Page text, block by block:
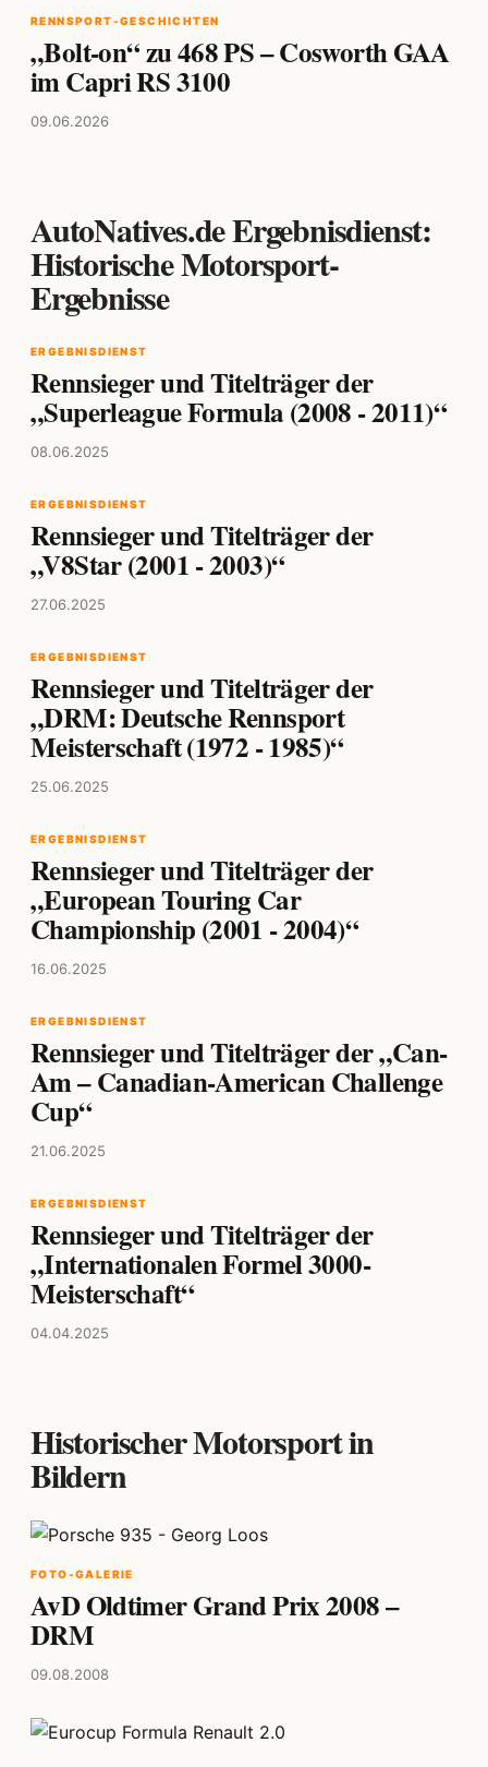
RENNSPORT-GESCHICHTEN
„Bolt-on“ zu 468 PS – Cosworth GAA
im Capri RS 3100
09.06.2026
AutoNatives.de Ergebnisdienst:
Historische Motorsport-
Ergebnisse
ERGEBNISDIENST
Rennsieger und Titelträger der
„Superleague Formula (2008 - 2011)“
08.06.2025
ERGEBNISDIENST
Rennsieger und Titelträger der
„V8Star (2001 - 2003)“
27.06.2025
ERGEBNISDIENST
Rennsieger und Titelträger der
„DRM: Deutsche Rennsport
Meisterschaft (1972 - 1985)“
25.06.2025
ERGEBNISDIENST
Rennsieger und Titelträger der
„European Touring Car
Championship (2001 - 2004)“
16.06.2025
ERGEBNISDIENST
Rennsieger und Titelträger der „Can-
Am – Canadian-American Challenge
Cup“
21.06.2025
ERGEBNISDIENST
Rennsieger und Titelträger der
„Internationalen Formel 3000-
Meisterschaft“
04.04.2025
Historischer Motorsport in
Bildern
FOTO-GALERIE
AvD Oldtimer Grand Prix 2008 –
DRM
09.08.2008